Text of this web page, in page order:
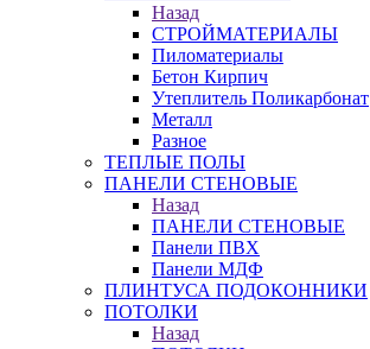
Назад
СТРОЙМАТЕРИАЛЫ
Пиломатериалы
Бетон Кирпич
Утеплитель Поликарбонат
Металл
Разное
ТЕПЛЫЕ ПОЛЫ
ПАНЕЛИ СТЕНОВЫЕ
Назад
ПАНЕЛИ СТЕНОВЫЕ
Панели ПВХ
Панели МДФ
ПЛИНТУСА ПОДОКОННИКИ
ПОТОЛКИ
Назад